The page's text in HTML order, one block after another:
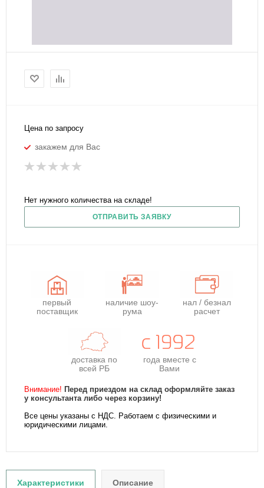
Цена по запросу
закажем для Вас
Нет нужного количества на складе!
ОТПРАВИТЬ ЗАЯВКУ
первый
поставщик
наличие шоу-
рума
нал / безнал
расчет
доставка по
всей РБ
года вместе с
Вами
Внимание! Перед приездом на склад оформляйте заказ
у консультанта либо через корзину!
Все цены указаны с НДС. Работаем с физическими и
юридическими лицами.
Характеристики Описание